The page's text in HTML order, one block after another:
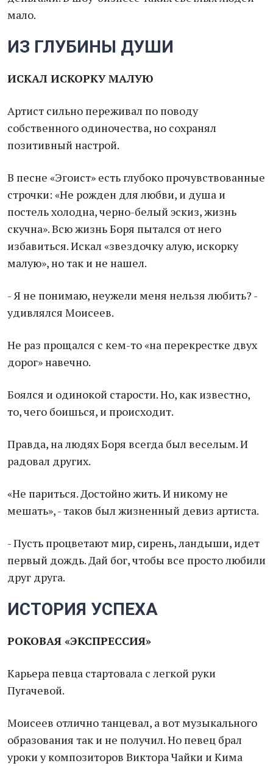
мало.
ИЗ ГЛУБИНЫ ДУШИ
ИСКАЛ ИСКОРКУ МАЛУЮ
Артист сильно переживал по поводу
собственного одиночества, но сохранял
позитивный настрой.
В песне «Эгоист» есть глубоко прочувствованные
строчки: «Не рожден для любви, и душа и
постель холодна, черно-белый эскиз, жизнь
скучна». Всю жизнь Боря пытался от него
избавиться. Искал «звездочку алую, искорку
малую», но так и не нашел.
- Я не понимаю, неужели меня нельзя любить? -
удивлялся Моисеев.
Не раз прощался с кем-то «на перекрестке двух
дорог» навечно.
Боялся и одинокой старости. Но, как известно,
то, чего боишься, и происходит.
Правда, на людях Боря всегда был веселым. И
радовал других.
«Не париться. Достойно жить. И никому не
мешать», - таков был жизненный девиз артиста.
- Пусть процветают мир, сирень, ландыши, идет
первый дождь. Дай бог, чтобы все просто любили
друг друга.
ИСТОРИЯ УСПЕХА
РОКОВАЯ «ЭКСПРЕССИЯ»
Карьера певца стартовала с легкой руки
Пугачевой.
Моисеев отлично танцевал, а вот музыкального
образования так и не получил. Но певец брал
уроки у композиторов Виктора Чайки и Кима